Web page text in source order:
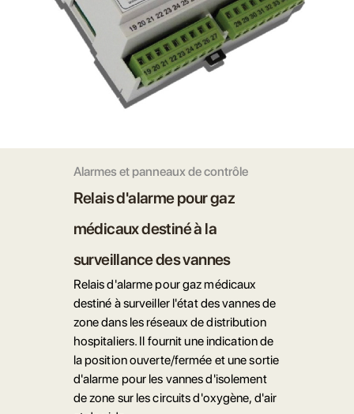
Alarmes et panneaux de contrôle
Relais d'alarme pour gaz
médicaux destiné à la
surveillance des vannes
Relais d'alarme pour gaz médicaux
destiné à surveiller l'état des vannes de
zone dans les réseaux de distribution
hospitaliers. Il fournit une indication de
la position ouverte/fermée et une sortie
d'alarme pour les vannes d'isolement
de zone sur les circuits d'oxygène, d'air